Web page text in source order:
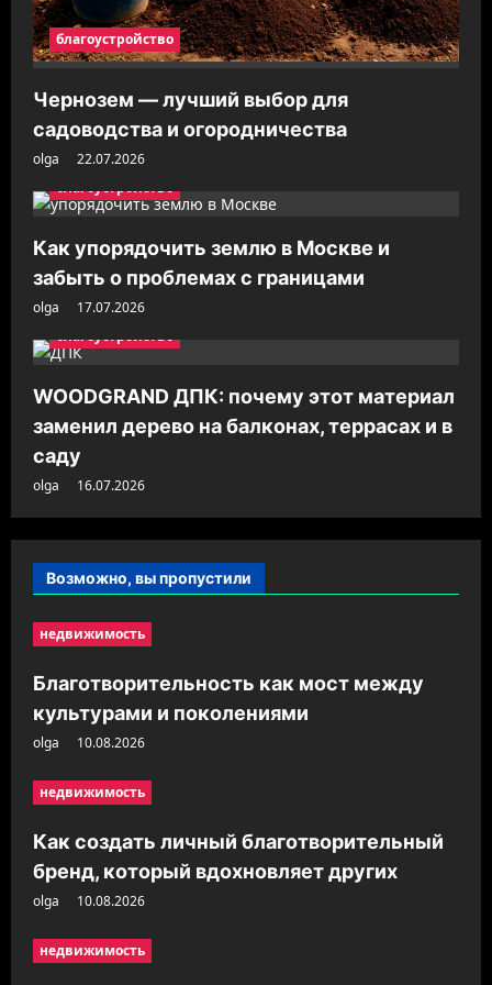
благоустройство
Чернозем — лучший выбор для
садоводства и огородничества
olga
22.07.2026
благоустройство
Как упорядочить землю в Москве и
забыть о проблемах с границами
olga
17.07.2026
благоустройство
WOODGRAND ДПК: почему этот материал
заменил дерево на балконах, террасах и в
саду
olga 16.07.2026
Возможно, вы пропустили
недвижимость
Благотворительность как мост между
культурами и поколениями
olga 10.08.2026
недвижимость
Как создать личный благотворительный
бренд, который вдохновляет других
olga 10.08.2026
недвижимость